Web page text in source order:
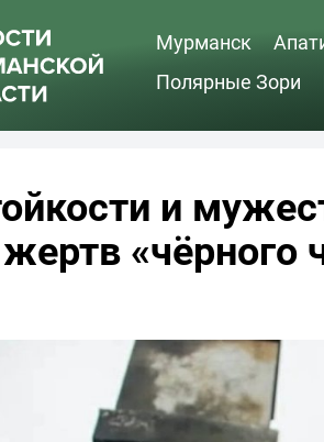
Мурманск
Полярные Зори
и
«чёрного